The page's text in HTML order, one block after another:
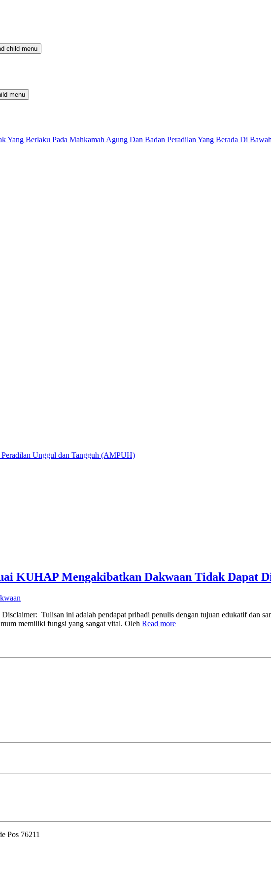
child menu
menu
Yang Berlaku Pada Mahkamah Agung Dan Badan Peradilan Yang Berada Di
Unggul dan Tangguh (AMPUH)
KUHAP Mengakibatkan Dakwaan Tidak Dapat
Tulisan ini adalah pendapat pribadi penulis dengan tujuan edukatif dan
memiliki fungsi yang sangat vital. Oleh Read more
Pos 76211